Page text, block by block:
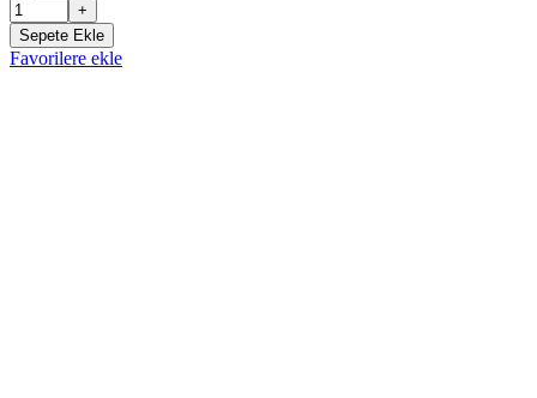
+
Sepete Ekle
Favorilere ekle